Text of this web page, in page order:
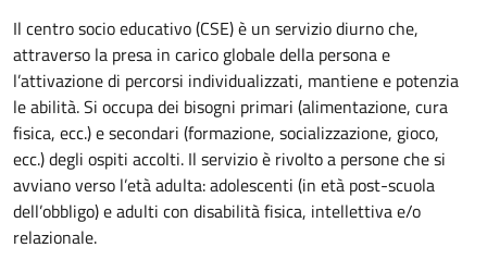
Il centro socio educativo (CSE) è un servizio diurno che,
attraverso la presa in carico globale della persona e
l’attivazione di percorsi individualizzati, mantiene e potenzia
le abilità. Si occupa dei bisogni primari (alimentazione, cura
fisica, ecc.) e secondari (formazione, socializzazione, gioco,
ecc.) degli ospiti accolti. Il servizio è rivolto a persone che si
avviano verso l’età adulta: adolescenti (in età post-scuola
dell’obbligo) e adulti con disabilità fisica, intellettiva e/o
relazionale.